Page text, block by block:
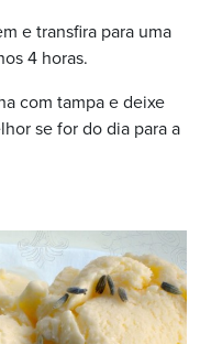
e transfira para uma
4 horas.
com tampa e deixe
se for do dia para a